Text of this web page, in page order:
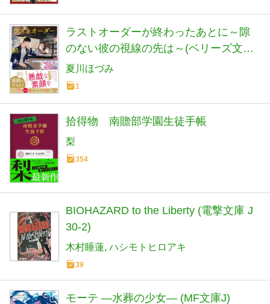
ラストオーダーが終わったあとに～隙
のない彼の視線の先は～(ベリーズ文庫
with)
夏川ほづみ
1
拾得物 南贍部学園生徒手帳
梨
354
BIOHAZARD to the Liberty (電撃文庫 J
30-2)
木村睡蓮 ハシモトヒロアキ
39
モーテ ―水葬の少女― (MF文庫J)